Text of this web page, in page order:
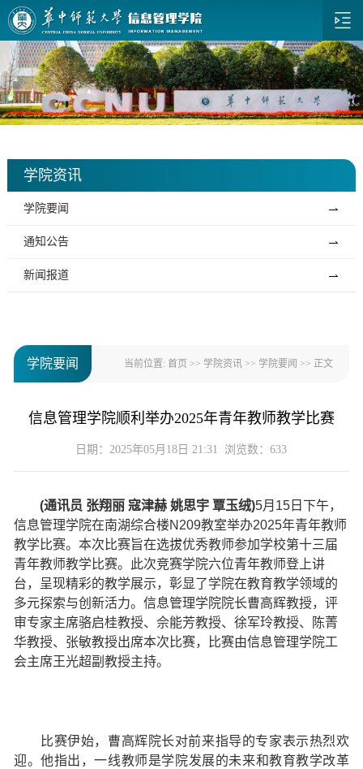
学院资讯
学院要闻
通知公告
新闻报道
学院要闻 当前位置:首页 >> 学院资讯 >> 学院要闻 >> 正文
信息管理学院顺利举办2025年青年教师教学比赛
日期：2025年05月18日 21:31 浏览数：633
(通讯员 张翔丽 寇津赫 姚思宇 覃玉绒)5月15日下午，
信息管理学院在南湖综合楼N209教室举办2025年青年教师
教学比赛。本次 比赛旨在选拔优秀教师参加学校第十三届
青年教师教学比赛。此次竞赛学院六位青年教师登上讲
台，呈现精彩的教学展示，彰显了学院在教育教学领域的
多元探索与创新活力。信息管理学院院长曹高辉教授，评
审专家主席骆启桂教授、佘能芳教授、徐军玲教授、陈菁
华教授、张敏教授出席本次比赛，比赛由信息管理学院工
会主席王光超副教授主持。
比赛伊始，曹高辉院长对前来指导的专家表示热烈欢
迎。他指出，一线教师是学院发展的未来和教育教学改革